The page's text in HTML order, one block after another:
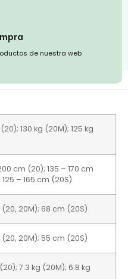
de nuestra web
130 kg (20M); 125 kg
cm (20); 135 – 170 cm
125 – 165 cm (20S)
20M); 68 cm (20S)
20M); 55 cm (20S)
7.3 kg (20M); 6.8 kg